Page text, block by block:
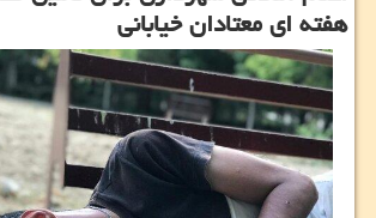
هفته ای معتادان خیابانی